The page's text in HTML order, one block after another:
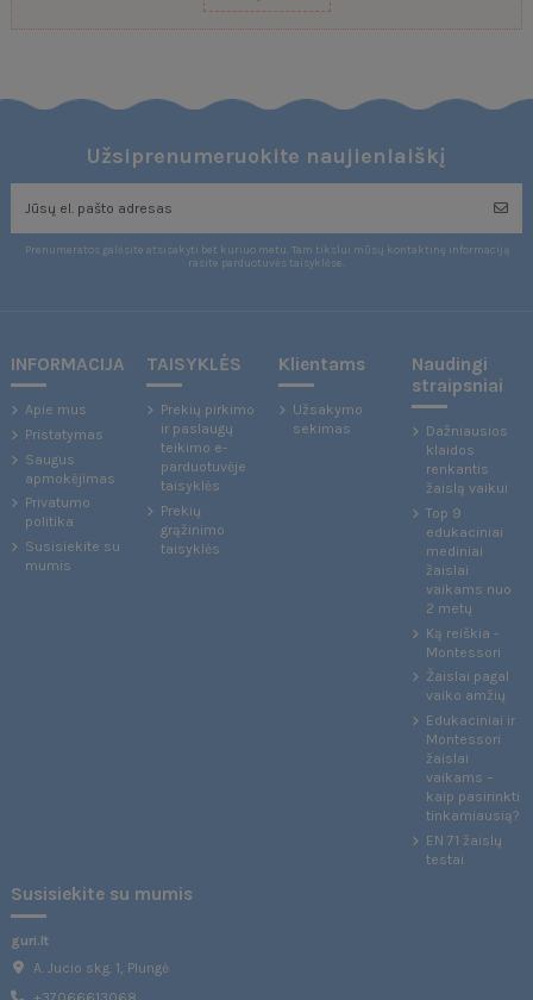
Užsiprenumeruokite naujienlaiškį
Prenumeratos galėsite atsisakyti bet kuriuo metu. Tam tikslui mūsų kontaktinę informaciją
rasite parduotuvės taisyklėse.
INFORMACIJA
Apie mus
Pristatymas
Saugus
apmokėjimas
Privatumo
politika
Susisiekite su
mumis
TAISYKLĖS
Prekių pirkimo
ir paslaugų
teikimo e-
parduotuvėje
taisyklės
Prekių
grąžinimo
taisyklės
Klientams
Užsakymo
sekimas
Naudingi
straipsniai
Dažniausios
klaidos
renkantis
žaislą vaikui
Top 9
edukaciniai
mediniai
žaislai
vaikams nuo
2 metų
Ką reiškia -
Montessori
Žaislai pagal
vaiko amžių
Edukaciniai ir
Montessori
žaislai
vaikams –
kaip pasirinkti
tinkamiausią?
EN 71 žaislų
testai
Susisiekite su mumis
guri.lt
A. Jucio skg. 1, Plungė